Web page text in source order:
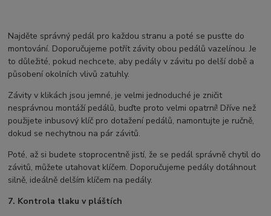
Najděte správný pedál pro každou stranu a poté se pusťte do
montování. Doporučujeme potřít závity obou pedálů vazelínou. Je
to důležité, pokud nechcete, aby pedály v závitu po delší době a
působení okolních vlivů zatuhly.
Závity v klikách jsou jemné, je velmi jednoduché je zničit
nesprávnou montáží pedálů, buďte proto velmi opatrní! Dříve než
použijete inbusový klíč pro dotažení pedálů, namontujte je ručně,
dokud se nechytnou na pár závitů.
Poté, až si budete stoprocentně jistí, že se pedál správně chytil do
závitů, můžete utahovat klíčem. Doporučujeme pedály dotáhnout
silně, ideálně delším klíčem na pedály.
7. Kontrola tlaku v pláštích